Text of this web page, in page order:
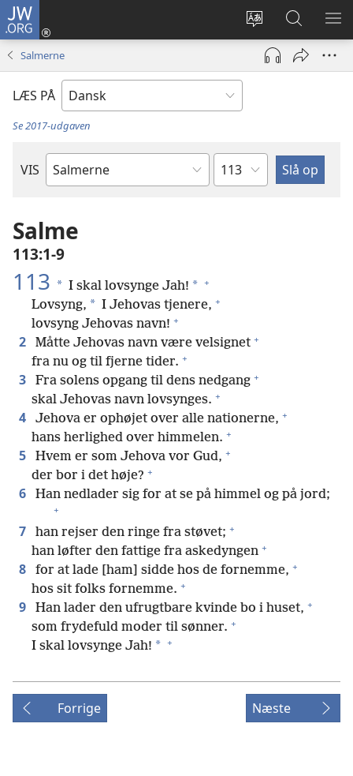
JW.ORG
Vælg
sprog
Log
på
(åbner
vindue)
Søg
på
JW.ORG
VIS
Salmerne
LÆS PÅ
Se 2017-udgaven
VIS
Bibelbog
Kapitel
Salme
113:1-9
113 * I skal lovsynge Jah! * +
Lovsyng, * I Jehovas tjenere, +
lovsyng Jehovas navn! +
2 Måtte Jehovas navn være velsignet +
fra nu og til fjerne tider. +
3 Fra solens opgang til dens nedgang +
skal Jehovas navn lovsynges. +
4 Jehova er ophøjet over alle nationerne, +
hans herlighed over himmelen. +
5 Hvem er som Jehova vor Gud, +
der bor i det høje? +
6 Han nedlader sig for at se på himmel og på jord;
+
7 han rejser den ringe fra støvet; +
han løfter den fattige fra askedyngen +
8 for at lade [ham] sidde hos de fornemme, +
hos sit folks fornemme. +
9 Han lader den ufrugtbare kvinde bo i huset, +
som frydefuld moder til sønner. +
I skal lovsynge Jah! * +
Forrige Næste